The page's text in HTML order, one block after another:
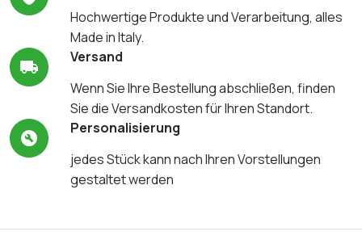
Hochwertige Produkte und Verarbeitung, alles
Made in Italy.
Versand
Wenn Sie Ihre Bestellung abschließen, finden
Sie die Versandkosten für Ihren Standort.
Personalisierung
jedes Stück kann nach Ihren Vorstellungen
gestaltet werden